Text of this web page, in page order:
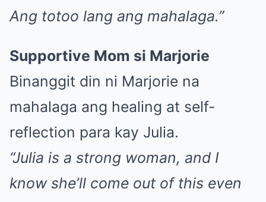
Ang totoo lang ang mahalaga.”
Supportive Mom si Marjorie
Binanggit din ni Marjorie na
mahalaga ang healing at self-
reflection para kay Julia.
“Julia is a strong woman, and I
know she’ll come out of this even